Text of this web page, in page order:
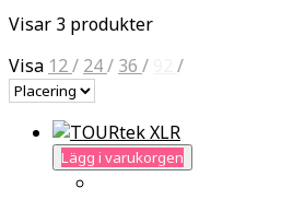
Visar 3 produkter
Visa 12/ 24/ 36 / /
Lägg i varukorgen